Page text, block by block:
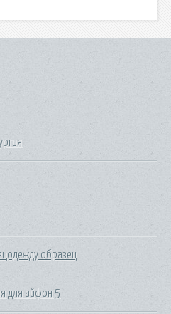
образец
для айфон 5